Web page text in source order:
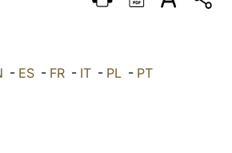
DEUTSCH
العربيّة - ES - FR - IT - PL - PT